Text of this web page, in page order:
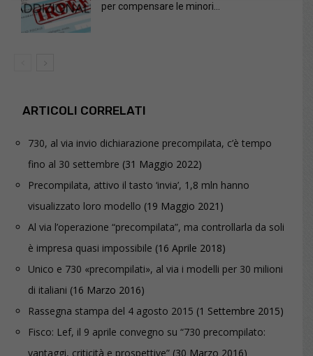
per compensare le minori...
ARTICOLI CORRELATI
730, al via invio dichiarazione precompilata, c’è tempo
fino al 30 settembre (31 Maggio 2022)
Precompilata, attivo il tasto ‘invia’, 1,8 mln hanno
visualizzato loro modello (19 Maggio 2021)
Al via l’operazione “precompilata”, ma controllarla da soli
è impresa quasi impossibile (16 Aprile 2018)
Unico e 730 «precompilati», al via i modelli per 30 milioni
di italiani (16 Marzo 2016)
Rassegna stampa del 4 agosto 2015 (1 Settembre 2015)
Fisco: Lef, il 9 aprile convegno su “730 precompilato:
vantaggi, criticità e prospettive” (30 Marzo 2016)